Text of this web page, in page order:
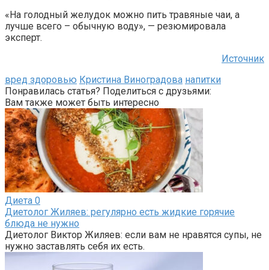
«На голодный желудок можно пить травяные чаи, а
лучше всего – обычную воду», — резюмировала
эксперт.
Источник
вред здоровью Кристина Виноградова напитки
Понравилась статья? Поделиться с друзьями:
Вам также может быть интересно
Диета 0
Диетолог Жиляев: регулярно есть жидкие горячие
блюда не нужно
Диетолог Виктор Жиляев: если вам не нравятся супы, не
нужно заставлять себя их есть.